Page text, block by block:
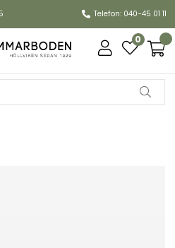
Telefon: 040-45 01 11
0